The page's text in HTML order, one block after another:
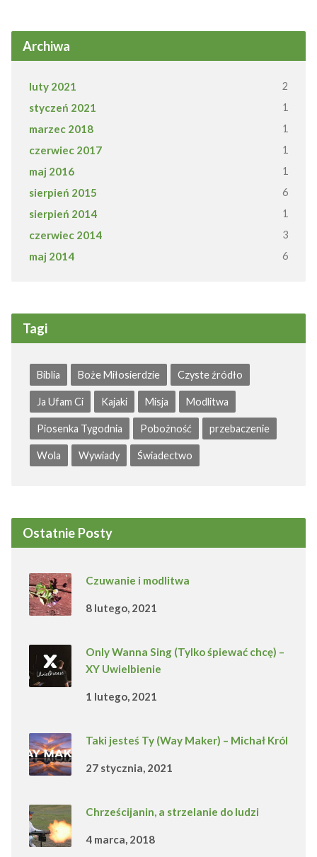
Archiwa
luty 2021 2
styczeń 2021 1
marzec 2018 1
czerwiec 2017 1
maj 2016 1
sierpień 2015 6
sierpień 2014 1
czerwiec 2014 3
maj 2014 6
Tagi
Biblia Boże Miłosierdzie Czyste źródło
Ja Ufam Ci Kajaki Misja Modlitwa
Piosenka Tygodnia Pobożność przebaczenie
Wola Wywiady Świadectwo
Ostatnie Posty
Czuwanie i modlitwa
8 lutego, 2021
Only Wanna Sing (Tylko śpiewać chcę) –
XY Uwielbienie
1 lutego, 2021
Taki jesteś Ty (Way Maker) – Michał Król
27 stycznia, 2021
Chrześcijanin, a strzelanie do ludzi
4 marca, 2018